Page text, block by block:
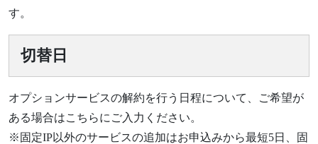
す。
切替日
オプションサービスの解約を行う日程について、ご希望が
ある場合はこちらにご入力ください。
※固定IP以外のサービスの追加はお申込みから最短5日、固